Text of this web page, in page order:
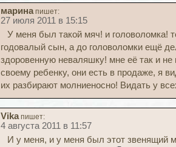
марина пишет:
27 июля 2011 в 15:15
У меня был такой мяч! и головоломка!
годовалый сын, а до головоломки ещё
здоровенную неваляшку! мне её так и
своему ребенку, они есть в продаже, я
их разбирают молниеносно! Видать у
Vika пишет:
4 августа 2011 в 11:57
И у меня, и у меня был этот звенящий